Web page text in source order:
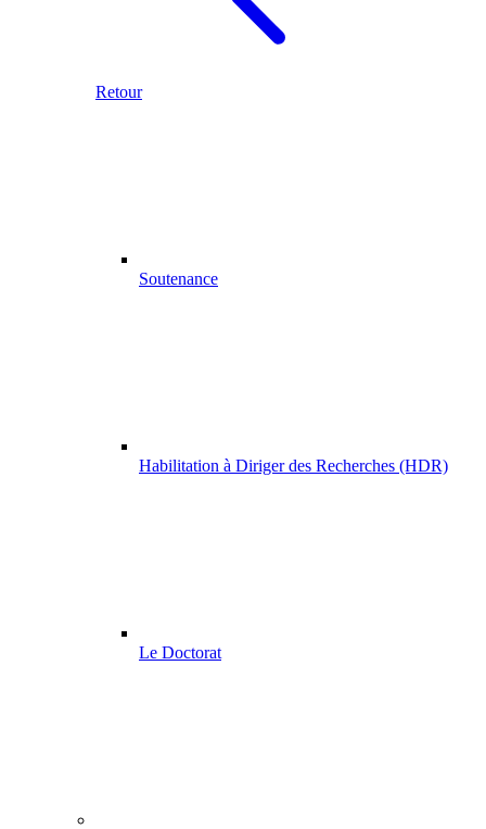
Retour
Soutenance
Habilitation à Diriger des Recherches (HDR)
Le Doctorat